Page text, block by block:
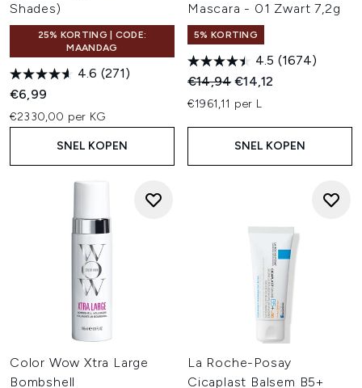
Shades)
25% KORTING | CODE:
MAANDAG
4.6 (271)
€6,99
€2330,00 per KG
SNEL KOPEN
Mascara - 01 Zwart 7,2g
5% KORTING
4.5 (1674)
Recommended Retail Price:
€14,94Huidige prijs:
€14,12
€1961,11 per L
SNEL KOPEN
Color Wow Xtra Large
Bombshell
La Roche-Posay
Cicaplast Balsem B5+